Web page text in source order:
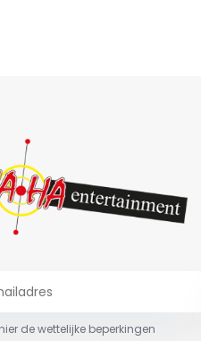
de wettelijke beperkingen